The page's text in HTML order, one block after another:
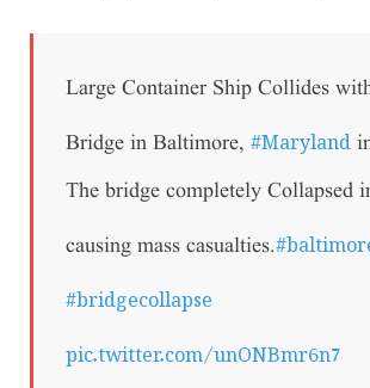
Large Container Ship Collides
Bridge in Baltimore, #Maryland
The bridge completely Collapsed
causing mass casualties.
#bridgecollapse
pic.twitter.com/unONBmr6n7